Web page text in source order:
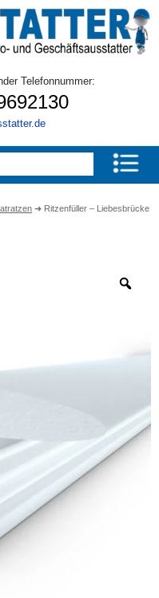
Telefonnummer:
➜ Ritzenfüller – Liebesbrücke